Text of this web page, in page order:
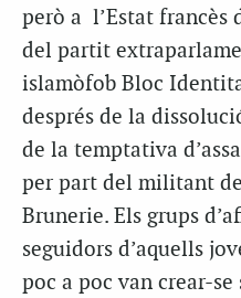
però a l’Estat francès
del partit
islamòfob Bloc
després de la
de la temptativa
per part del militant
Brunerie. Els grups
seguidors d’aquells
poc a poc van crear-